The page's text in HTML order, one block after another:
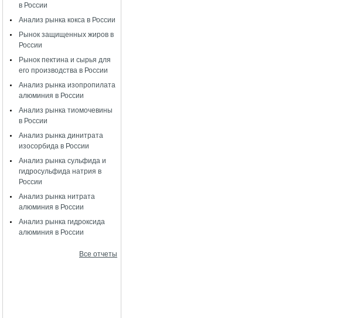
в России
Анализ рынка кокса в России
Рынок защищенных жиров в
России
Рынок пектина и сырья для
его производства в России
Анализ рынка изопропилата
алюминия в России
Анализ рынка тиомочевины
в России
Анализ рынка динитрата
изосорбида в России
Анализ рынка сульфида и
гидросульфида натрия в
России
Анализ рынка нитрата
алюминия в России
Анализ рынка гидроксида
алюминия в России
Все отчеты